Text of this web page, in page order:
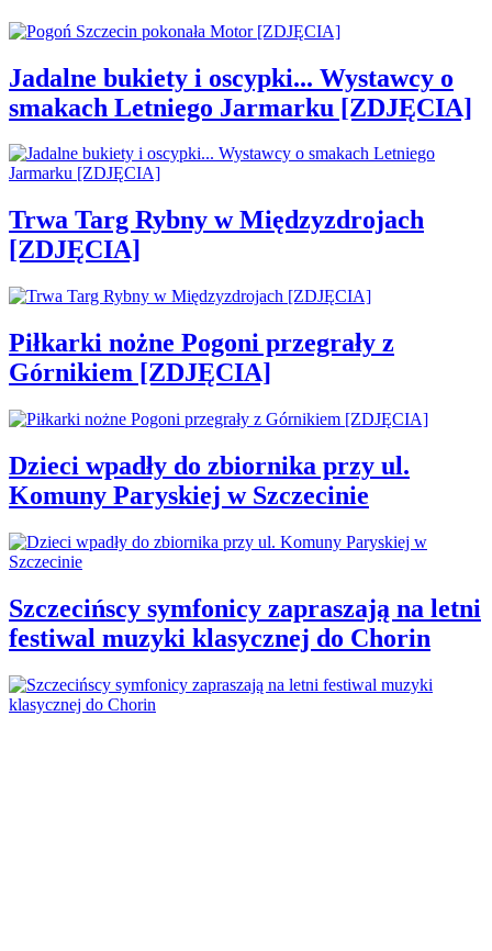
Jadalne bukiety i oscypki... Wystawcy o
smakach Letniego Jarmarku [ZDJĘCIA]
Trwa Targ Rybny w Międzyzdrojach
[ZDJĘCIA]
Piłkarki nożne Pogoni przegrały z
Górnikiem [ZDJĘCIA]
Dzieci wpadły do zbiornika przy ul.
Komuny Paryskiej w Szczecinie
Szczecińscy symfonicy zapraszają na letni
festiwal muzyki klasycznej do Chorin